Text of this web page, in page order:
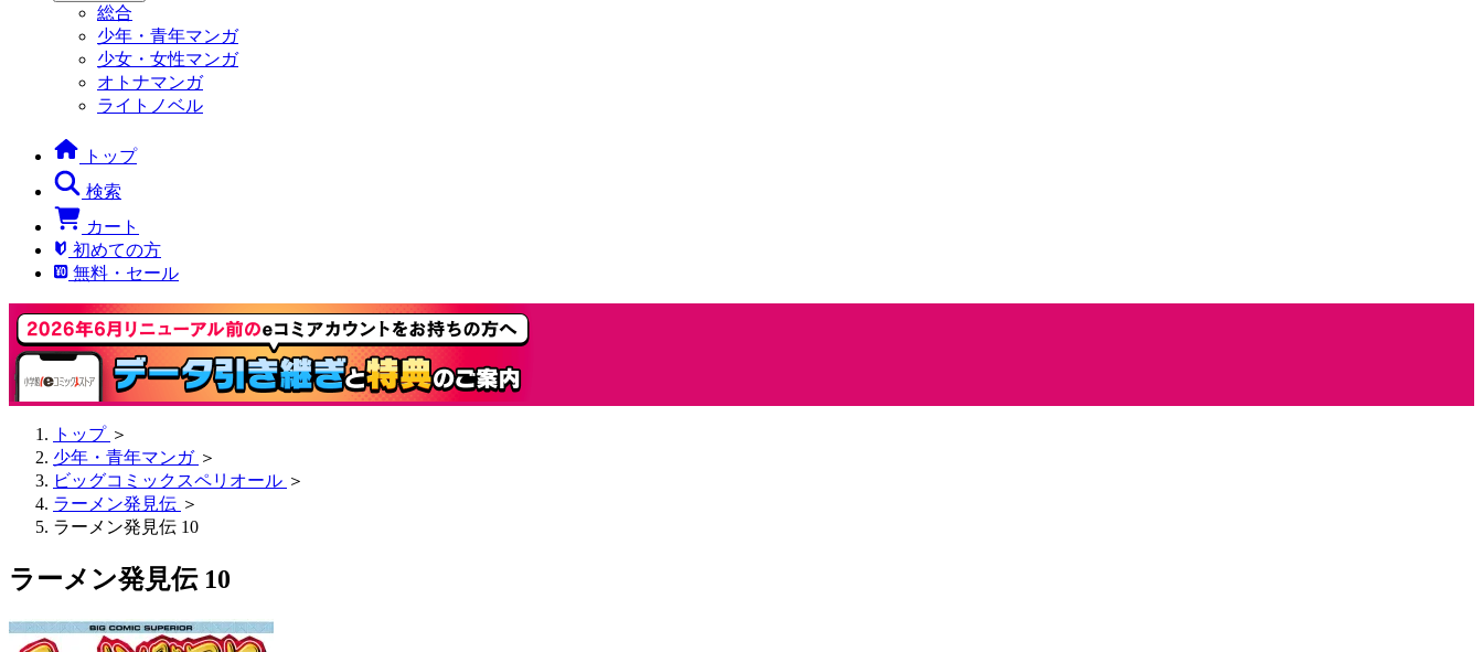
総合
少年・青年マンガ
少女・女性マンガ
オトナマンガ
ライトノベル
トップ
検索
カート
初めての方
無料・セール
トップ ＞
少年・青年マンガ ＞
ビッグコミックスペリオール ＞
ラーメン発見伝 ＞
ラーメン発見伝 10
ラーメン発見伝 10